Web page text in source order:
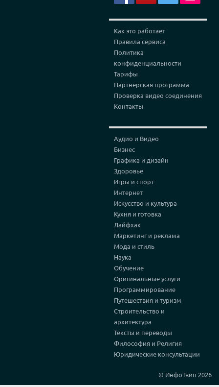
Как это работает
Правила сервиса
Политика
конфиденциальности
Тарифы
Партнерская программа
Проверка видео соединения
Контакты
Аудио и Видео
Бизнес
Графика и дизайн
Здоровье
Игры и спорт
Интернет
Искусство и культура
Кухня и готовка
Лайфхак
Маркетинг и реклама
Мода и стиль
Наука
Обучение
Оригинальные услуги
Программирование
Путешествия и туризм
Строительство и
архитектура
Тексты и переводы
Философия и Религия
Юридические консультации
© ИнфоТвип 2026